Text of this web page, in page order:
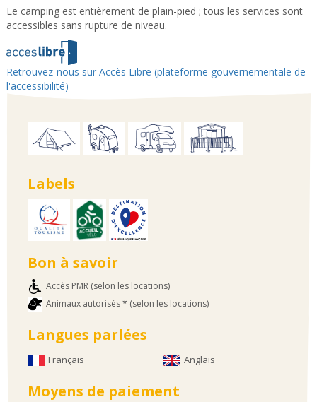
Le camping est entièrement de plain-pied ; tous les services sont
accessibles sans rupture de niveau.
Retrouvez-nous sur Accès Libre (plateforme gouvernementale de
l'accessibilité)
Labels
Bon à savoir
Accès PMR (selon les locations)
Animaux autorisés * (selon les locations)
Langues parlées
Français Anglais
Moyens de paiement